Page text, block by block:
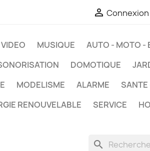
 Connexion
MUSIQUE
AUTO - MOTO -
DOMOTIQUE
MODELISME ALARME
SANTE
RENOUVELABLE SERVICE
search